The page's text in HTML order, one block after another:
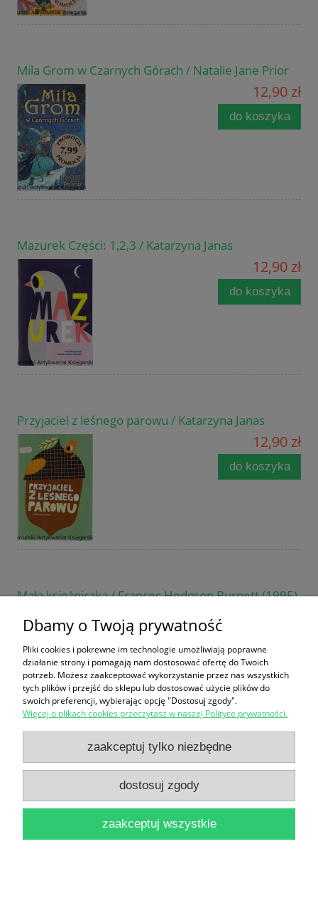
Mila Grom w Czarnych Górach / Natalie Jane Prior
12,90 zł
do koszyka
Mazurek Części: 1,2,3 / Katarzyna Janas
12,90 zł
do koszyka
Przyjaciel z leśnego parowu / Katarzyna Janas
12,90 zł
do koszyka
Mała księżniczka / Frances Hodgson Burnett (1995)
Mary Poppins wraca / P. L. Travers
Dbamy o Twoją prywatność
Pliki cookies i pokrewne im technologie umożliwiają poprawne
działanie strony i pomagają nam dostosować ofertę do Twoich
potrzeb. Możesz zaakceptować wykorzystanie przez nas wszystkich
tych plików i przejść do sklepu lub dostosować użycie plików do
swoich preferencji, wybierając opcję "Dostosuj zgody".
Więcej o plikach cookies przeczytasz w naszej Polityce prywatności.
zaakceptuj tylko niezbędne
dostosuj zgody
zaakceptuj wszystkie